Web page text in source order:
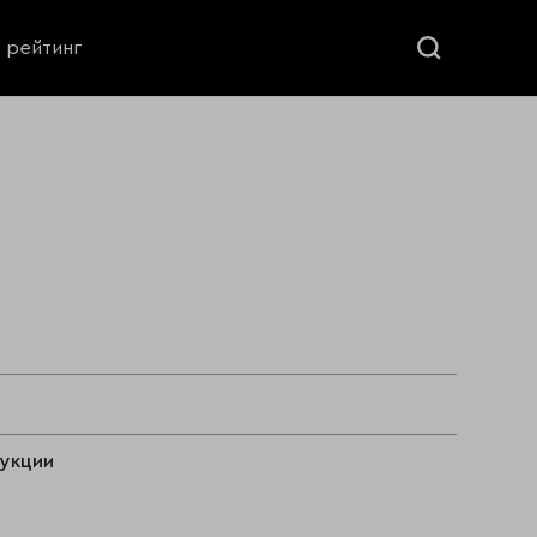
рейтинг